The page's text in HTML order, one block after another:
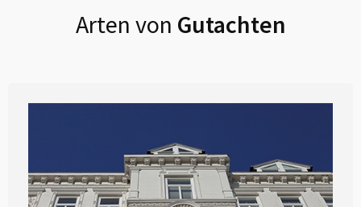
Arten von Gutachten